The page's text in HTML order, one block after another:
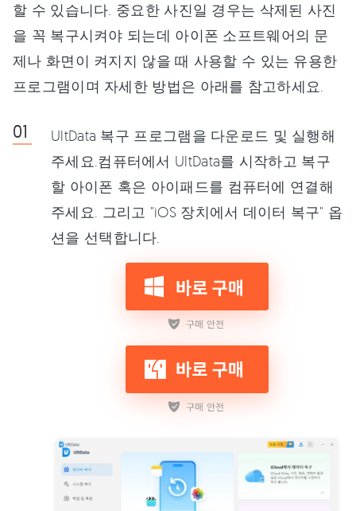
할 수 있습니다. 중요한 사진일 경우는 삭제된 사진
을 꼭 복구시켜야 되는데 아이폰 소프트웨어의 문
제나 화면이 켜지지 않을 때 사용할 수 있는 유용한
프로그램이며 자세한 방법은 아래를 참고하세요.
UltData 복구 프로그램을 다운로드 및 실행해
주세요.컴퓨터에서 UltData를 시작하고 복구
할 아이폰 혹은 아이패드를 컴퓨터에 연결해
주세요. 그리고 "iOS 장치에서 데이터 복구" 옵
션을 선택합니다.